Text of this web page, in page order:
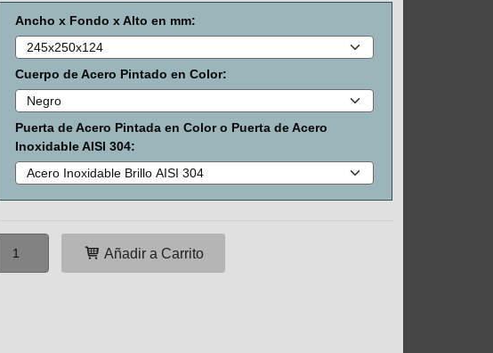
Ancho x Fondo x Alto en mm:
Cuerpo de Acero Pintado en Color:
Puerta de Acero Pintada en Color o Puerta de Acero
Inoxidable AISI 304:
Añadir a Carrito